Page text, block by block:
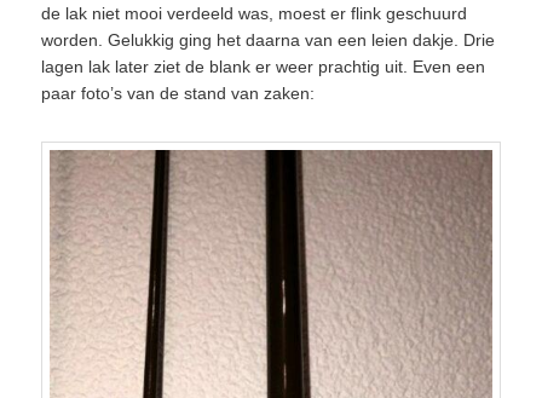
de lak niet mooi verdeeld was, moest er flink geschuurd
worden. Gelukkig ging het daarna van een leien dakje. Drie
lagen lak later ziet de blank er weer prachtig uit. Even een
paar foto’s van de stand van zaken: